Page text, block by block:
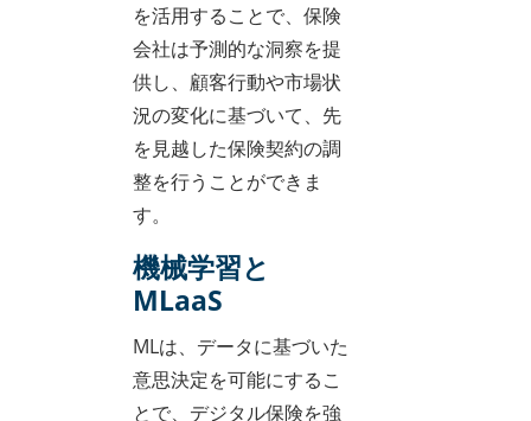
を活用することで、保険
会社は予測的な洞察を提
供し、顧客行動や市場状
況の変化に基づいて、先
を見越した保険契約の調
整を行うことができま
す。
機械学習と
MLaaS
MLは、データに基づいた
意思決定を可能にするこ
とで、デジタル保険を強